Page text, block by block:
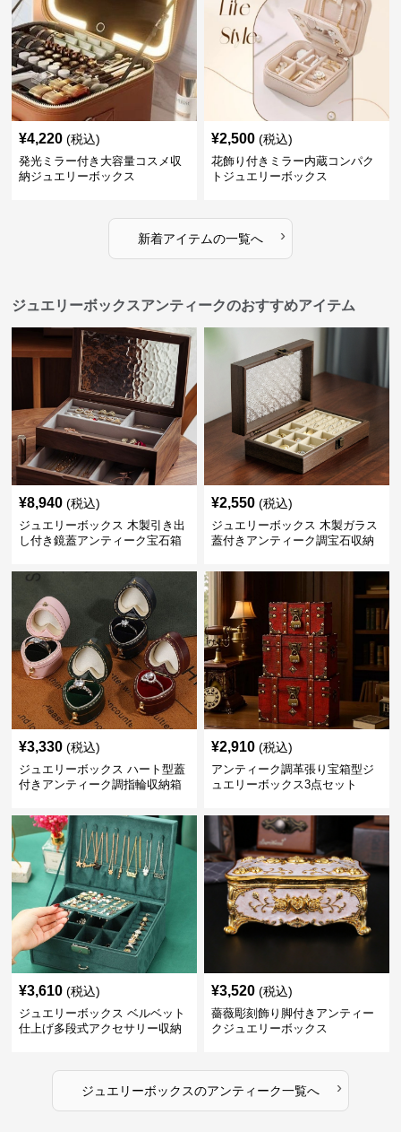
¥4,220 (税込)
発光ミラー付き大容量コスメ収
納ジュエリーボックス
¥2,500 (税込)
花飾り付きミラー内蔵コンパク
トジュエリーボックス
新着アイテムの一覧へ ›
ジュエリーボックスアンティークのおすすめアイテム
¥8,940 (税込)
ジュエリーボックス 木製引き出
し付き鏡蓋アンティーク宝石箱
¥2,550 (税込)
ジュエリーボックス 木製ガラス
蓋付きアンティーク調宝石収納
¥3,330 (税込)
ジュエリーボックス ハート型蓋
付きアンティーク調指輪収納箱
¥2,910 (税込)
アンティーク調革張り宝箱型ジ
ュエリーボックス3点セット
¥3,610 (税込)
ジュエリーボックス ベルベット
仕上げ多段式アクセサリー収納
¥3,520 (税込)
薔薇彫刻飾り脚付きアンティー
クジュエリーボックス
ジュエリーボックスのアンティーク一覧へ ›